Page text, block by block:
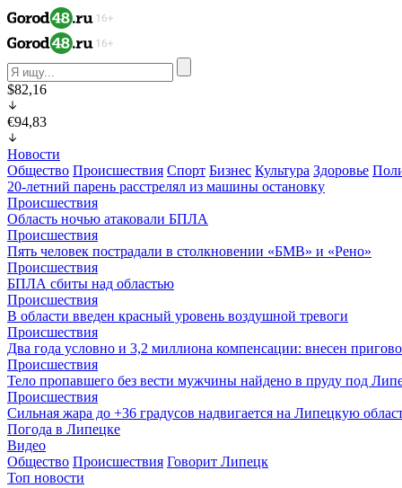
$82,16
€94,83
Новости
Общество Происшествия Спорт Бизнес Культура Здоровье
20-летний парень расстрелял из машины остановку
Происшествия
Область ночью атаковали БПЛА
Происшествия
Пять человек пострадали в столкновении «БМВ» и «Рено»
Происшествия
БПЛА сбиты над областью
Происшествия
В области введен красный уровень воздушной тревоги
Происшествия
Два года условно и 3,2 миллиона компенсации: внесен
Происшествия
Тело пропавшего без вести мужчины найдено в пруду под
Происшествия
Сильная жара до +36 градусов надвигается на Липецкую
Погода в Липецке
Видео
Общество Происшествия Говорит Липецк
Топ новости